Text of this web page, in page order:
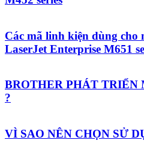
Các mã linh kiện dùng cho
LaserJet Enterprise M651
BROTHER PHÁT TRIỂN
?
VÌ SAO NÊN CHỌN SỬ